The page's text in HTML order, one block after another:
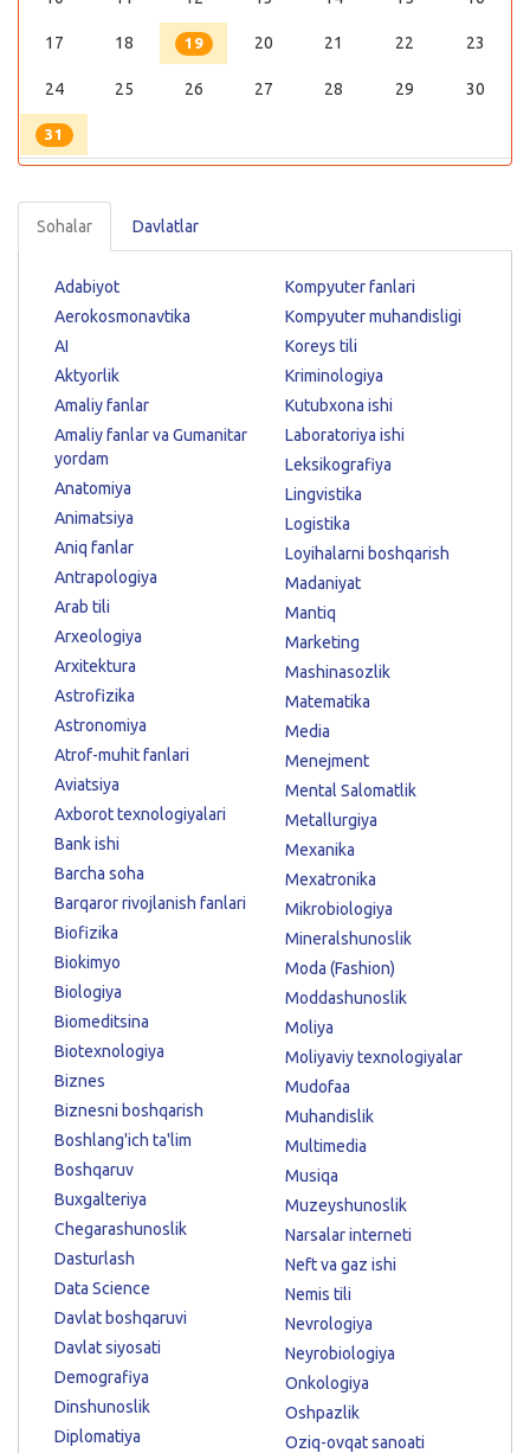
17 18 19 20 21 22 23
24 25 26 27 28 29 30
31
Sohalar Davlatlar
Adabiyot
Aerokosmonavtika
AI
Aktyorlik
Amaliy fanlar
Amaliy fanlar va Gumanitar
yordam
Anatomiya
Animatsiya
Aniq fanlar
Antrapologiya
Arab tili
Arxeologiya
Arxitektura
Astrofizika
Astronomiya
Atrof-muhit fanlari
Aviatsiya
Axborot texnologiyalari
Bank ishi
Barcha soha
Barqaror rivojlanish fanlari
Biofizika
Biokimyo
Biologiya
Biomeditsina
Biotexnologiya
Biznes
Biznesni boshqarish
Boshlang'ich ta'lim
Boshqaruv
Buxgalteriya
Chegarashunoslik
Dasturlash
Data Science
Davlat boshqaruvi
Davlat siyosati
Demografiya
Dinshunoslik
Diplomatiya
Kompyuter fanlari
Kompyuter muhandisligi
Koreys tili
Kriminologiya
Kutubxona ishi
Laboratoriya ishi
Leksikografiya
Lingvistika
Logistika
Loyihalarni boshqarish
Madaniyat
Mantiq
Marketing
Mashinasozlik
Matematika
Media
Menejment
Mental Salomatlik
Metallurgiya
Mexanika
Mexatronika
Mikrobiologiya
Mineralshunoslik
Moda (Fashion)
Moddashunoslik
Moliya
Moliyaviy texnologiyalar
Mudofaa
Muhandislik
Multimedia
Musiqa
Muzeyshunoslik
Narsalar interneti
Neft va gaz ishi
Nemis tili
Nevrologiya
Neyrobiologiya
Onkologiya
Oshpazlik
Oziq-ovqat sanoati